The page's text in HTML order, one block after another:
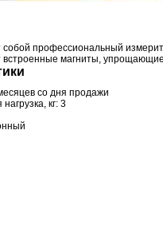
собой профессиональный
встроенные магниты,
со дня продажи
кг: 3